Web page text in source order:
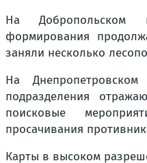
На Добропольском
формирования
заняли несколько
На Днепропетровском
подразделения
поисковые
просачивания
Карты в высоком